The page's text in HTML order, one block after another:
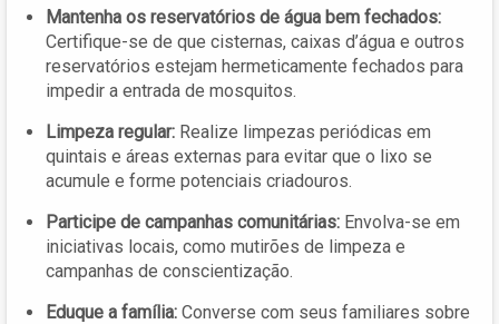
Mantenha os reservatórios de água bem fechados:
Certifique-se de que cisternas, caixas d’água e outros
reservatórios estejam hermeticamente fechados para
impedir a entrada de mosquitos.
Limpeza regular: Realize limpezas periódicas em
quintais e áreas externas para evitar que o lixo se
acumule e forme potenciais criadouros.
Participe de campanhas comunitárias: Envolva-se em
iniciativas locais, como mutirões de limpeza e
campanhas de conscientização.
Eduque a família: Converse com seus familiares sobre